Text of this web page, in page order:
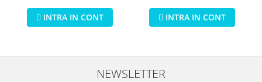
INTRA IN CONT
INTRA IN CONT
NEWSLETTER